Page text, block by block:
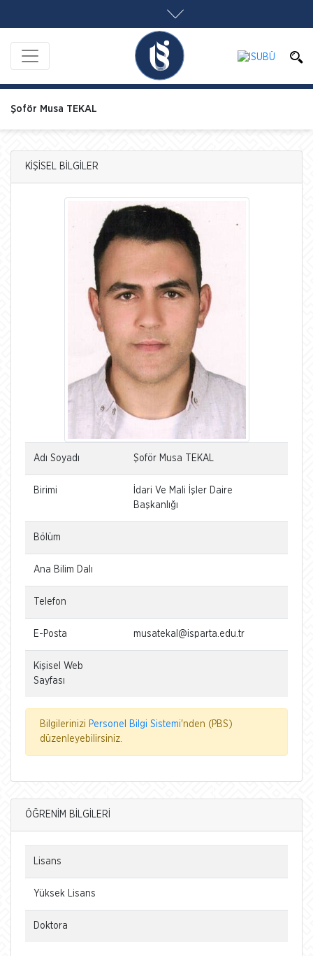
Şoför Musa TEKAL
KİŞİSEL BİLGİLER
Adı Soyadı Şoför Musa TEKAL
Birimi
İdari Ve Mali İşler Daire
Başkanlığı
Bölüm
Ana Bilim Dalı
Telefon
E-Posta musatekal@isparta.edu.tr
Kişisel Web
Sayfası
Bilgilerinizi Personel Bilgi Sistemi'nden (PBS)
düzenleyebilirsiniz.
ÖĞRENİM BİLGİLERİ
Lisans
Yüksek Lisans
Doktora